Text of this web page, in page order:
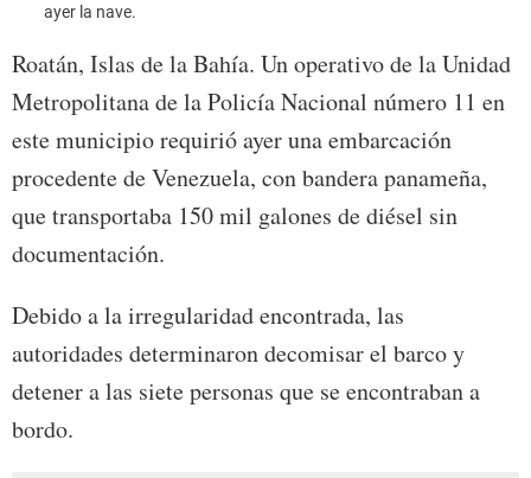
ayer la nave.
Roatán, Islas de la Bahía. Un operativo de la Unidad
Metropolitana de la Policía Nacional número 11 en
este municipio requirió ayer una embarcación
procedente de Venezuela, con bandera panameña,
que transportaba 150 mil galones de diésel sin
documentación.
Debido a la irregularidad encontrada, las
autoridades determinaron decomisar el barco y
detener a las siete personas que se encontraban a
bordo.